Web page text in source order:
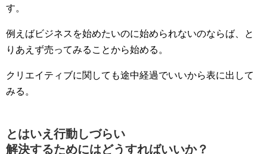
す。
例えばビジネスを始めたいのに始められないのならば、と
りあえず売ってみることから始める。
クリエイティブに関しても途中経過でいいから表に出して
みる。
とはいえ行動しづらい
解決するためにはどうすればいいか？